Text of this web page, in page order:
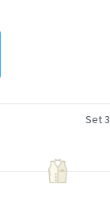
Set 3